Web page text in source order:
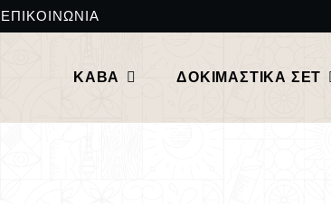
ΕΠΙΚΟΙΝΩΝΙΑ
ΚΑΒΑ ΔΟΚΙΜΑΣΤΙΚΑ ΣΕΤ